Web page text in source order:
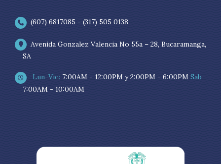
(607) 6817085 - (317) 505 0138
Avenida Gonzalez Valencia No 55a – 28, Bucaramanga,
SA
Lun-Vie: 7:00AM - 12:00PM y 2:00PM - 6:00PM Sab
7:00AM - 10:00AM